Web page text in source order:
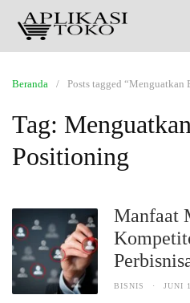
Beranda Posts tagged “Menguatkan
Tag:
Positioning
Manfaat
BISNIS · JUNI